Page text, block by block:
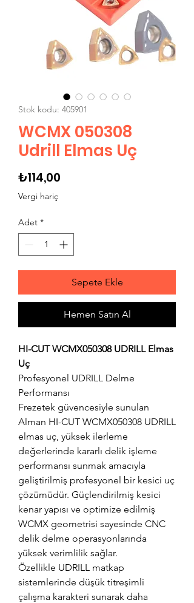
Stok kodu: 405901
WCMX 050308
Udrill Elmas Uç
₺114,00
Vergi hariç
Adet *
Sepete Ekle
Hemen Satın Al
HI-CUT WCMX050308 UDRILL Elmas
Uç
Profesyonel UDRILL Delme
Performansı
Frezetek güvencesiyle sunulan
Alman HI-CUT WCMX050308 UDRILL
elmas uç, yüksek ilerleme
değerlerinde kararlı delik işleme
performansı sunmak amacıyla
geliştirilmiş profesyonel bir kesici uç
çözümüdür. Güçlendirilmiş kesici
kenar yapısı ve optimize edilmiş
WCMX geometrisi sayesinde CNC
delik delme operasyonlarında
yüksek verimlilik sağlar.
Özellikle UDRILL matkap
sistemlerinde düşük titreşimli
çalışma karakteri sunarak daha